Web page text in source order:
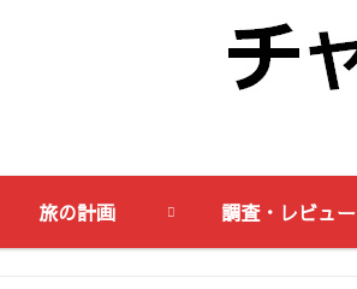
旅の計画 調査・レビュー